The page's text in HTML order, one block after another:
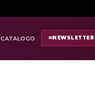
CATALOGO ✉NEWSLETTER